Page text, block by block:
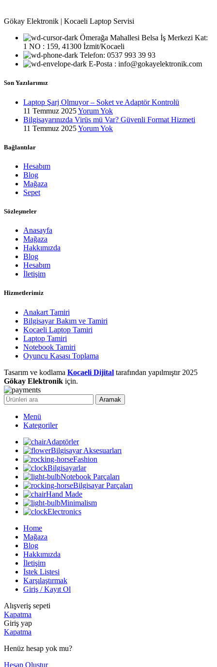
Gökay Elektronik | Kocaeli Laptop Servisi
Ömerağa Mahallesi Belsa İş Merkezi Kat:
1 NO : 159, 41300 İzmit/Kocaeli
Telefon: 0537 993 39 93
E-Posta : info@gokayelektronik.com
Son Yazılarımız
Laptop Şarj Olmuyor – Soket ve Adaptör Kontrolü
11 Temmuz 2025Yorum Yok
Bilgisayarınızda Virüs mü Var? Güvenli Format Hizmeti
11 Temmuz 2025Yorum Yok
Bağlantılar
Hesabım
Blog
Mağaza
Sepet
Sözleşmeler
Anasayfa
Mağaza
Hakkımızda
Blog
Hesabım
İletişim
Hizmetlerimiz
Anakart Tamiri
Bilgisayar Bakım ve Tamiri
Kocaeli Laptop Tamiri
Laptop Tamiri
Notebook Tamiri
Oyuncu Kasası Toplama
Tasarım ve kodlama Kocaeli Dijital tarafından yapılmıştır 2025
Gökay Elektronik için.
Aramak
Menü
Kategoriler
Adaptörler
Bilgisayar Aksesuarları
Fashion
Bilgisayarlar
Notebook Parçaları
Bilgisayar Parçaları
Hand Made
Minimalism
Electronics
Home
Mağaza
Blog
Hakkımızda
İletişim
İstek Listesi
Karşılaştırmak
Giriş / Kayıt Ol
Alışveriş sepeti
Kapatma
Giriş yap
Kapatma
Henüz hesap yok mu?
Hesap Oluştur